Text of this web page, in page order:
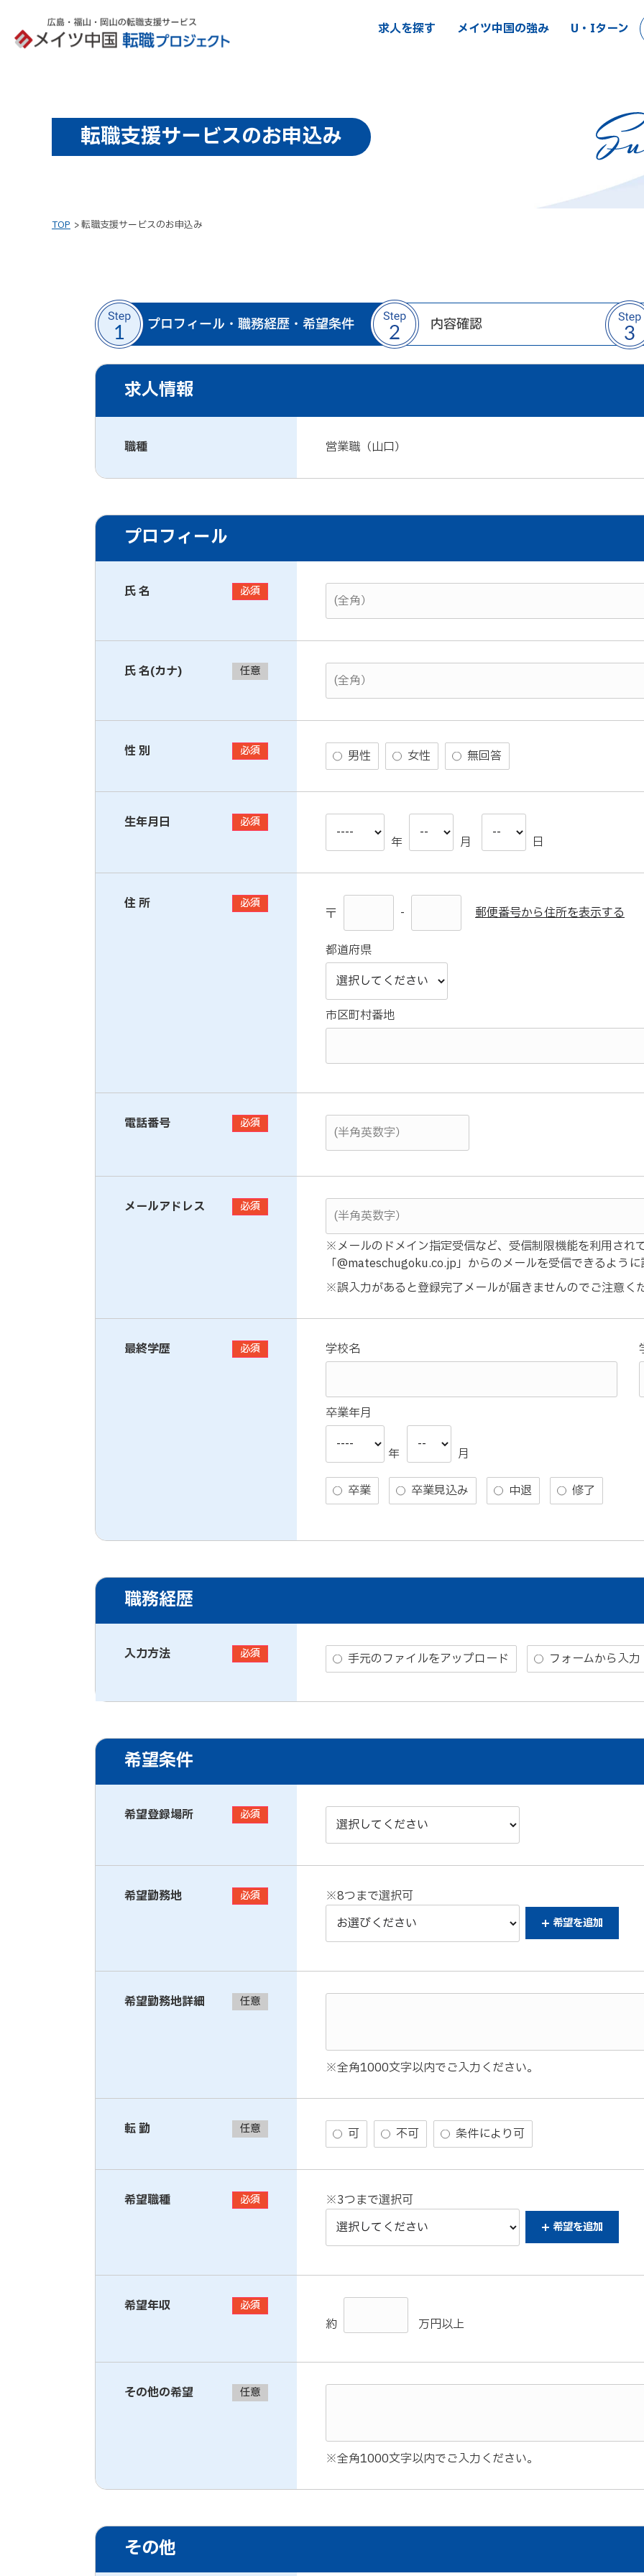
求人を探す メイツ中国の強み U・Iターン
転職支援サービスのお申込み
TOP 転職支援サービスのお申込み
求人情報
職種 営業職（山口）
プロフィール
氏 名 必須
氏 名(カナ) 任意
性 別 必須 男性 女性 無回答
生年月日 必須
年 月 日
住 所 必須
〒 - 郵便番号から住所を表示する
都道府県
市区町村番地
電話番号 必須
メールアドレス 必須
※メールのドメイン指定受信など、受信制限機能を利用されて
「@mateschugoku.co.jp」からのメールを受信できるように
※誤入力があると登録完了メールが届きませんのでご注意く
最終学歴 必須 学校名
卒業年月
年 月
卒業 卒業見込み 中退 修了
職務経歴
入力方法 必須 手元のファイルをアップロード フォームから入力
希望条件
希望登録場所 必須
希望勤務地 必須 ※8つまで選択可
希望を追加
希望勤務地詳細 任意
※全角1000文字以内でご入力ください。
転 勤 任意 可 不可 条件により可
希望職種 必須 ※3つまで選択可
希望を追加
希望年収 必須
約 万円以上
その他の希望 任意
※全角1000文字以内でご入力ください。
その他